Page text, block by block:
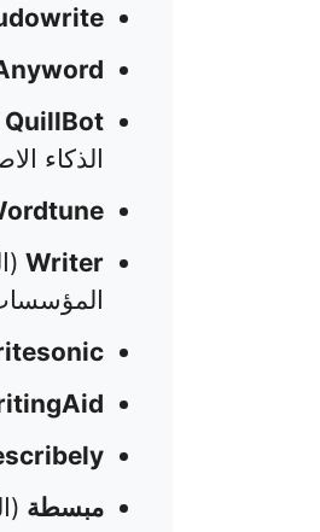
QuillBot
الذكاء
Writer
مبسطة